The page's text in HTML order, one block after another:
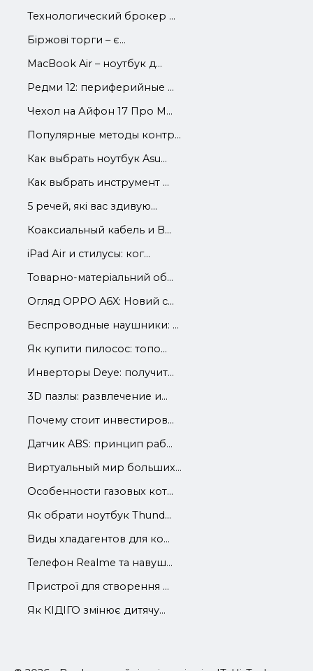
Технологический брокер ...
Біржові торги – є...
MacBook Air – ноутбук д...
Редми 12: периферийные ...
Чехол на Айфон 17 Про М...
Популярные методы контр...
Как выбрать ноутбук Asu...
Как выбрать инструмент ...
5 речей, які вас здивую...
Коаксиальный кабель и В...
iРad Аir и стилусы: ког...
Товарно-матеріальний об...
Огляд OPPO A6X: Новий с...
Беспроводные наушники: ...
Як купити пилосос: топо...
Инверторы Deye: получит...
3D пазлы: развлечение и...
Почему стоит инвестиров...
Датчик ABS: принцип раб...
Виртуальный мир больших...
Особенности газовых кот...
Як обрати ноутбук Thund...
Виды хладагентов для ко...
Телефон Realme та навуш...
Пристрої для створення ...
Як КІДІГО змінює дитячу...